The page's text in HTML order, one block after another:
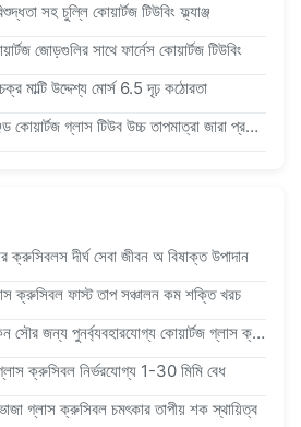
সহ চুল্লি কোয়ার্টজ টিউবিং ফ্ল্যাঞ্জ
জোড়গুলির সাথে ফার্নেস কোয়ার্টজ টিউবিং
মাল্টি উদ্দেশ্য মোর্স 6.5 দৃঢ় কঠোরতা
80% UV ট্রান্সমিটেন্স ফ্ল্যাঞ্জড কোয়ার্টজ গ্লাস টিউব উচ্চ তাপমাত্রা জারা প্রতিরোধ কাস্টমাইজেশন
ক্রুসিবলস দীর্ঘ সেবা জীবন অ বিষাক্ত উপাদান
ক্রুসিবল ফাস্ট তাপ সঞ্চালন কম শক্তি খরচ
Multicrystalline সিলিকন সৌর জন্য পুনর্ব্যবহারযোগ্য কোয়ার্টজ গ্লাস ক্রুসিবল ইউনিভার্সাল
ক্রুসিবল নির্ভরযোগ্য 1-30 মিমি বেধ
গ্লাস ক্রুসিবল চমৎকার তাপীয় শক স্থায়িত্ব